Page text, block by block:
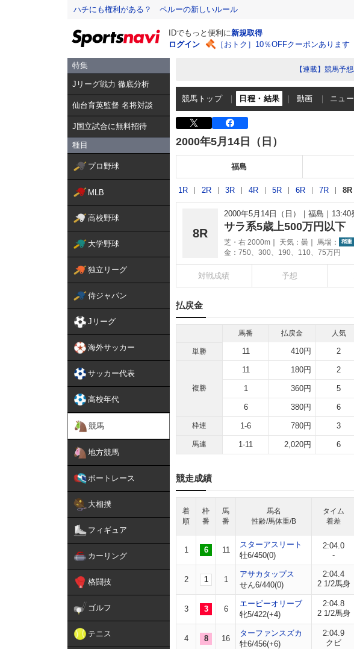
ハチにも権利がある？ ペルーの新しいルール
IDでもっと便利に新規取得
ログイン
［おトク］10％OFFクーポンあります
特集
Jリーグ戦力 徹底分析
仙台育英監督 名将対談
J国立試合に無料招待
種目
プロ野球
MLB
高校野球
大学野球
独立リーグ
侍ジャパン
Jリーグ
海外サッカー
サッカー代表
高校年代
競馬
地方競馬
ボートレース
大相撲
フィギュア
カーリング
格闘技
ゴルフ
テニス
【連載】競馬予
競馬トップ 日程・結果 動画 ニュ
2000年5月14日（日）
福島
1R 2R 3R 4R 5R 6R 7R 8R
8R
2000年5月14日（日） 福島 13:40
サラ系5歳上500万円以下
芝・右 2000m 天気： 曇 馬場： 稍重
金：750、300、190、110、75万円
対戦成績 予想
払戻金
馬番 払戻金 人気
単勝 11 410円 2
複勝
11 180円 2
1 360円 5
6 380円 6
枠連 1-6 780円 3
馬連 1-11 2,020円 6
競走成績
着
順
枠
番
馬
番
馬名
性齢/馬体重/B
タイム
着差
1 6 11
スターアスリート
牡6/450(0)
2:04.0
-
2 1 1
アサカタップス
せん6/440(0)
2:04.4
2 1/2馬身
3 3 6
エーピーオリーブ
牝5/422(+4)
2:04.8
2 1/2馬身
4 8 16
ターファンスズカ
牡6/456(+6)
2:04.9
クビ